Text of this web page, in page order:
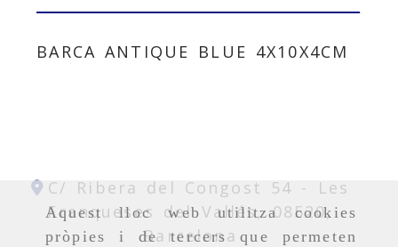
Aquest lloc web utilitza cookies
pròpies i de tercers que permeten
BARCA ANTIQUE BLUE 4X10X4CM
C/ Ribera del Congost 54 -
Les
Franqueses del Vallés,08520,
Barcelona